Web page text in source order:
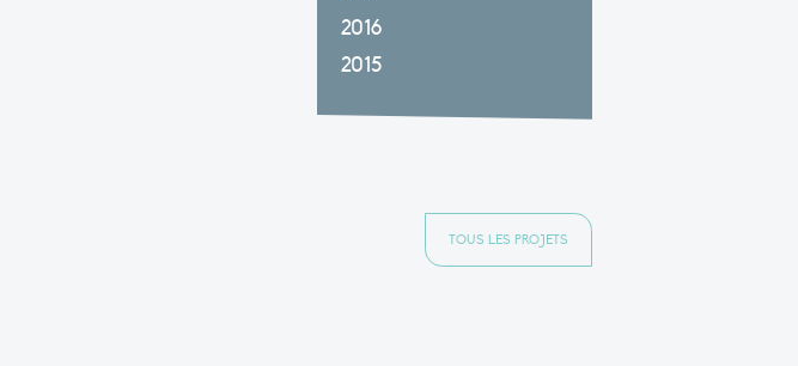
2016
2015
TOUS LES PROJETS